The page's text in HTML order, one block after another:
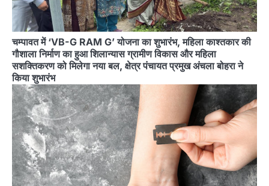
चम्पावत में ‘VB-G RAM G’ योजना का शुभारंभ, महिला काश्तकार की
गौशाला निर्माण का हुआ शिलान्यास ग्रामीण विकास और महिला
सशक्तिकरण को मिलेगा नया बल, क्षेत्र पंचायत प्रमुख अंचला बोहरा ने
किया शुभारंभ